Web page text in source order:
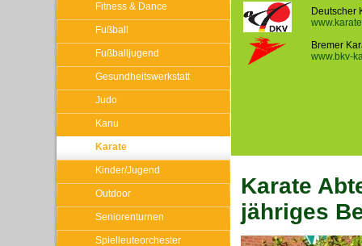
Fitness & Dance
Fußball
Fußballjugend
Gesundheitswerkstatt
Judo
Kanu
Karate
Kinder/Jugend
Outdoor
Seniorenturnen
Spielleuteorchester
Deutscher
Bremer
www.bkv-
Karate
jähriges